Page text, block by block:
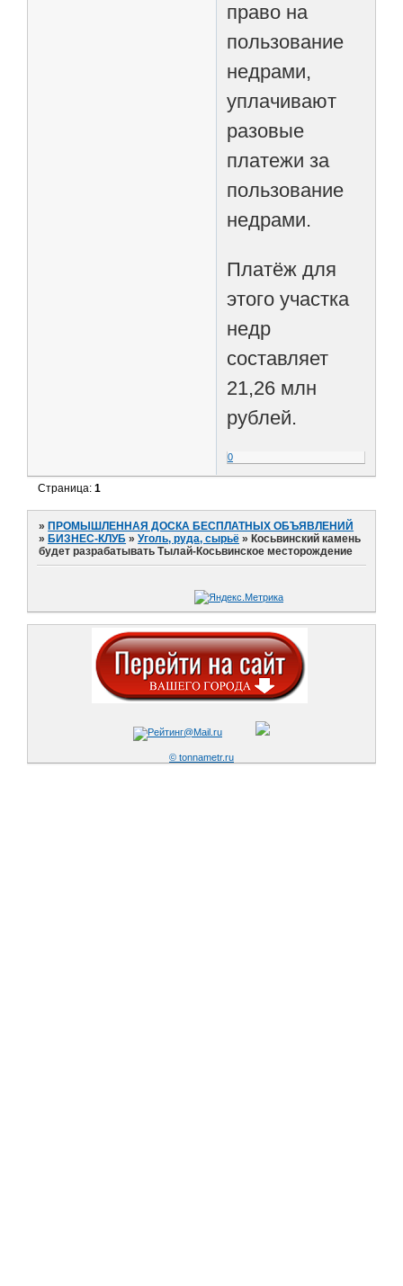
право на
пользование
недрами,
уплачивают
разовые
платежи за
пользование
недрами.
Платёж для
этого участка
недр
составляет
21,26 млн
рублей.
0
Страница:1
» ПРОМЫШЛЕННАЯ ДОСКА БЕСПЛАТНЫХ ОБЪЯВЛЕНИЙ
» БИЗНЕС-КЛУБ »Уголь, руда, сырьё » Косьвинский камень
будет разрабатывать Тылай-Косьвинское месторождение
© tonnametr.ru